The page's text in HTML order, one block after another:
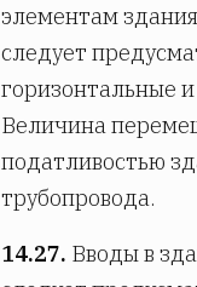
элементам
следует
горизонтальные
Величина
податливостью
трубопровода.
14.27. Вводы в